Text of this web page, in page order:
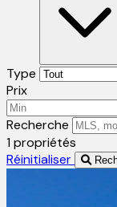
Type
Prix
Recherche
1 propriétés
Réinitialiser